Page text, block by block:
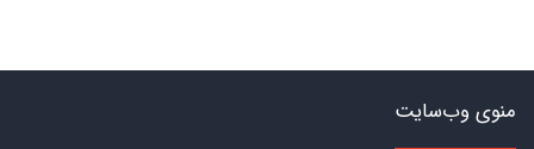
منوی وب‌سایت